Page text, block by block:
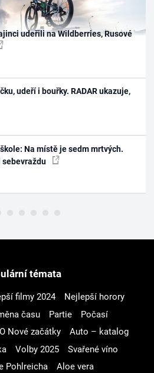
udeřili na Wildberries, Rusové
udeří i bouřky. RADAR ukazuje,
Na místě je sedm mrtvých.
sebevraždu
témata
filmy 2024
Nejlepší horory
času Partie
Počasí
Nové začátky
Auto – katalog
Volby 2025
Svařené víno
Pohlreicha
Aloe vera